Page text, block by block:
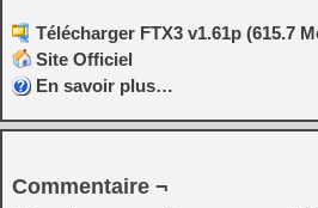
Télécharger FTX3 v1.61p (615.7
Site Officiel
En savoir plus…
Commentaire ¬